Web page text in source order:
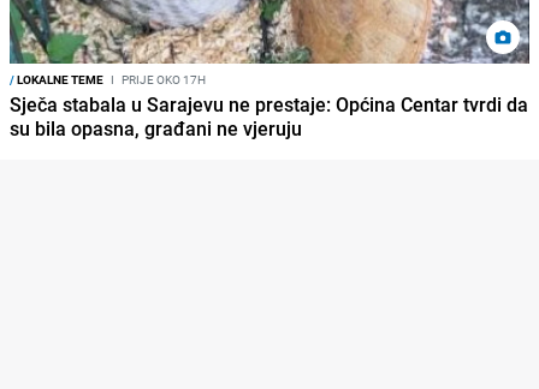
/LOKALNE TEME I PRIJE OKO 17H
Sječa stabala u Sarajevu ne prestaje: Općina Centar tvrdi da
su bila opasna, građani ne vjeruju